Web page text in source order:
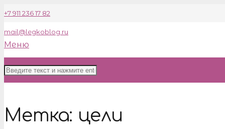
+7 911 236 17 82
mail@legkoblog.ru
Меню
Метка: цели